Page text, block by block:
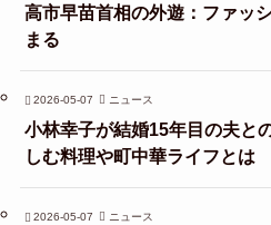
高市早苗首相の外遊：ファッ
まる
2026-05-07 ニュース
小林幸子が結婚15年目の夫と
しむ料理や町中華ライフとは
2026-05-07 ニュース